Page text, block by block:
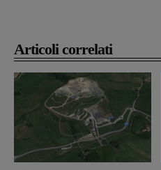
Articoli correlati